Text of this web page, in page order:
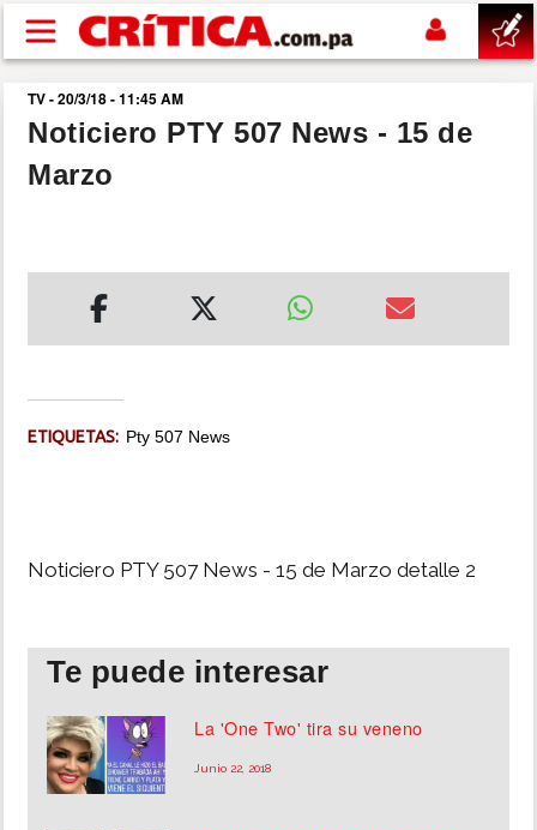
Pasar al contenido principal
buscar
SUCESOS
POLÍTICA
DEPORTES
INSÓLITAS
MULTIMEDIA
IMPRESO
TV - 20/3/18 - 11:45 AM
Noticiero PTY 507 News - 15 de
Marzo
ETIQUETAS: Pty 507 News
Noticiero PTY 507 News - 15 de Marzo detalle 2
Te puede interesar
La 'One Two' tira su veneno
Junio 22, 2018